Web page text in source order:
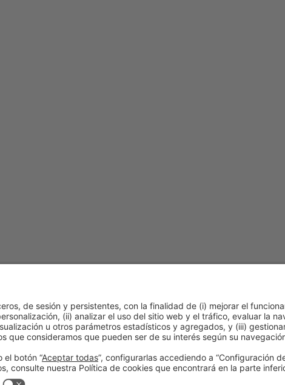
de privacidadPolítica de cookies